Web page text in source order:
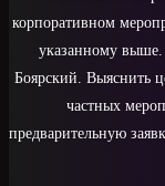
корпоративном
указанному выше.
Боярский. Выяснить
частных
предварительную